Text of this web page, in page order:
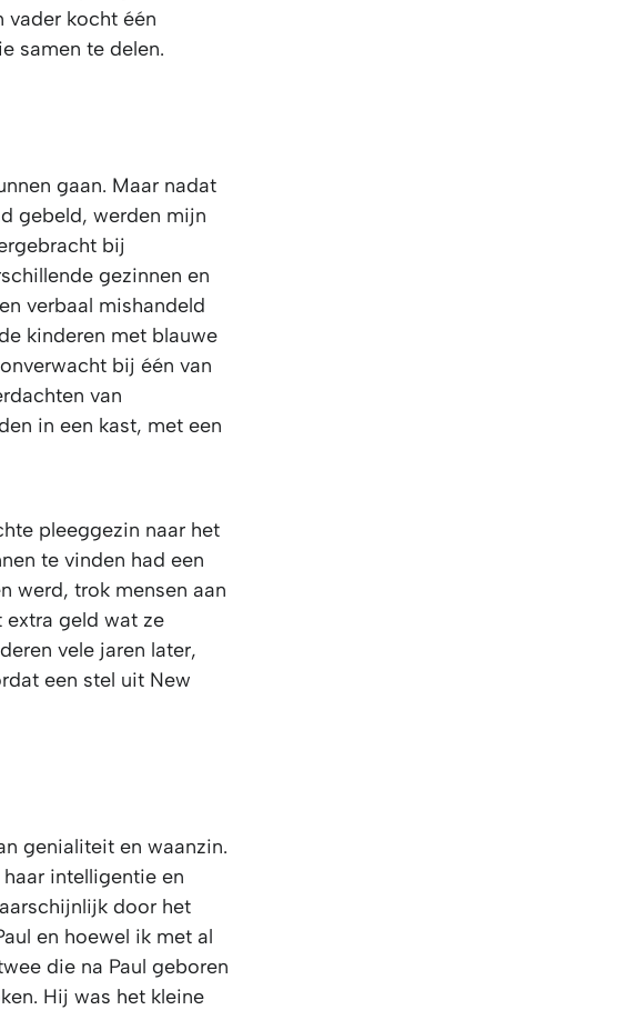
vader kocht één
samen te delen.
gaan. Maar nadat
gebeld, werden mijn
bij
gezinnen en
verbaal mishandeld
kinderen met blauwe
bij één van
van
in een kast, met een
pleeggezin naar het
te vinden had een
werd, trok mensen aan
extra geld wat ze
vele jaren later,
een stel uit New
genialiteit en waanzin.
intelligentie en
door het
en hoewel ik met al
die na Paul geboren
Hij was het kleine